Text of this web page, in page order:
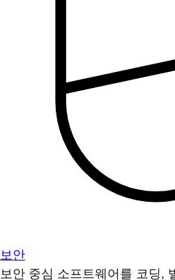
보안
보안 중심 소프트웨어를 코딩,